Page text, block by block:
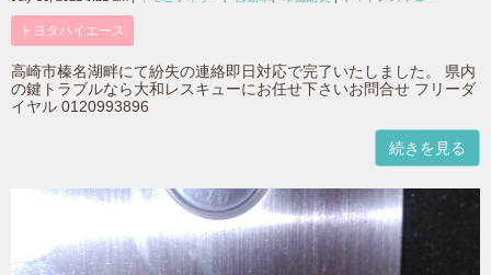
トヨタハイエース
高崎市榛名湖畔にて紛失の連絡即日対応で完了いたしました。 県内
の鍵トラブルなら大和レスキューにお任せ下さいお問合せ フリーダ
イヤル 0120993896
続きを見る